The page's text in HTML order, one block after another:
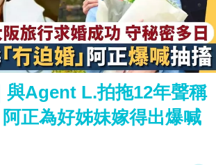
與Agent L.拍拖12年聲稱
阿正為好姊妹嫁得出爆喊